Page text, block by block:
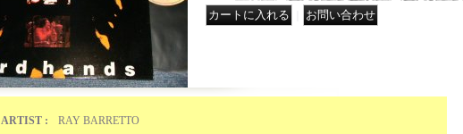
ARTIST : RAY BARRETTO